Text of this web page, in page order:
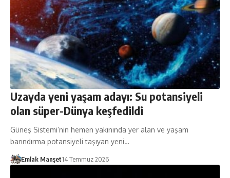
Uzayda yeni yaşam adayı: Su potansiyeli
olan süper-Dünya keşfedildi
Güneş Sistemi’nin hemen yakınında yer alan ve yaşam
barındırma potansiyeli taşıyan yeni…
Emlak Manşet14 Temmuz 2026